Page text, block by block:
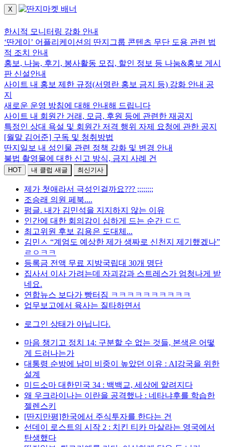
X
한시적 모니터링 강화 안내
‘딴게이’ 어플리케이션의 딴지그룹 콘텐츠 무단 도용 관련 법
적 조치 안내
홍보, 나눔, 후기, 봉사활동 모집, 할인 정보 등 나눔&홍보 게시
판 신설안내
사이트 내 홍보 제한 규정(서명란 홍보 금지 등) 강화 안내 공
지
새로운 운영 방침에 대해 안내해 드립니다
사이트 내 회원간 거래, 모금, 후원 등에 관련한 재공지
특정인 상대 욕설 및 회원간 저격 행위 자제 요청에 관한 공지
[월말 김어준] 구독 및 청취방법
딴지일보 내 성인물 관련 정책 강화 및 변경 안내
불법 촬영물에 대한 신고 방식, 금지 사례 건
HOT 내 클럽 새글 최신기사
제가 첫애라서 극성인걸까요??? ;;;;;;;;
조승래 의원 페북....
펌글. 내가 김민석을 지지하지 않는 이유
인간에 대한 회의감이 심하게 드는 순간 ㄷㄷ
최고위원 후보 김용은 도대체...
김민ㅅ “계엄도 예상한 제가 생짜로 신천지 제기했겠나”
ㄹㅇㅋㅋ
등록금 전액 무료 지방국립대 30개 명단
집사서 이사 가려는데 자괴감과 스트레스가 엄청나게 받
네요.
연합뉴스 보다가 빵터짐 ㅋㅋㅋㅋㅋㅋㅋㅋㅋㅋ
업무보고에서 육사는 질타하면서
로그인 상태가 아닙니다.
마음 챙기고 정치 14: 구분할 수 없는 것들, 본색은 어떻
게 드러나는가
대통령 순방에 남미 비중이 높았던 이유 : AI강국을 위한
설계
미드소마 대한민국 34 : 백백교, 세상에 알려지다
왜 우크라이나는 이란을 공격했나 : 네타냐후를 학습한
젤렌스키
[딴지만평]한국에서 주식투자를 한다는 건
선데이 로스트의 시작 2 : 치킨 티카 마살라는 영국에서
탄생했다